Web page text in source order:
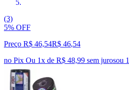
(3)
5% OFF
Preço R$ 46,54R$ 46,54
no Pix Ou 1x de R$ 48,99 sem jurosou 1